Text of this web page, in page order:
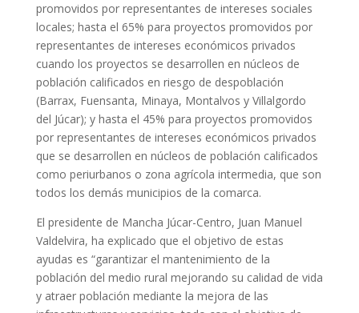
promovidos por representantes de intereses sociales
locales; hasta el 65% para proyectos promovidos por
representantes de intereses económicos privados
cuando los proyectos se desarrollen en núcleos de
población calificados en riesgo de despoblación
(Barrax, Fuensanta, Minaya, Montalvos y Villalgordo
del Júcar); y hasta el 45% para proyectos promovidos
por representantes de intereses económicos privados
que se desarrollen en núcleos de población calificados
como periurbanos o zona agrícola intermedia, que son
todos los demás municipios de la comarca.
El presidente de Mancha Júcar-Centro, Juan Manuel
Valdelvira, ha explicado que el objetivo de estas
ayudas es “garantizar el mantenimiento de la
población del medio rural mejorando su calidad de vida
y atraer población mediante la mejora de las